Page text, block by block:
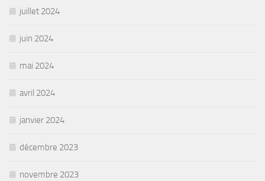
juillet 2024
juin 2024
mai 2024
avril 2024
janvier 2024
décembre 2023
novembre 2023